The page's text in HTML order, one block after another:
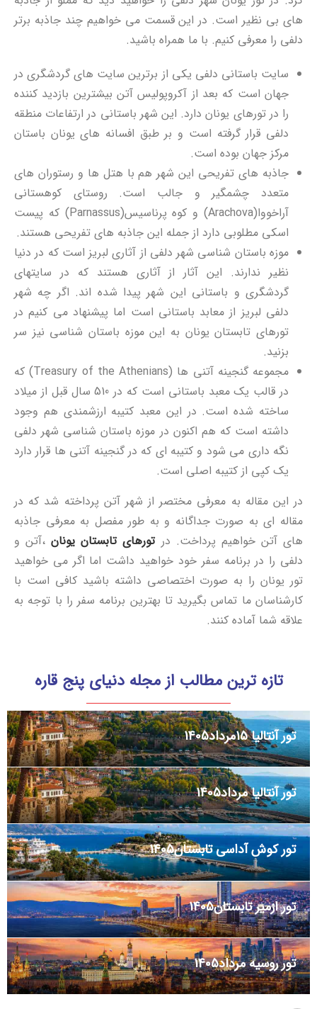
های بی نظیر است. در این قسمت می خواهیم چند جاذبه برتر
دلفی را معرفی کنیم. با ما همراه باشید.
سایت باستانی دلفی یکی از برترین سایت های گردشگری در
جهان است که بعد از آکروپولیس آتن بیشترین بازدید کننده
را در تورهای یونان دارد. این شهر باستانی در ارتفاعات منطقه
دلفی قرار گرفته است و بر طبق افسانه های یونان باستان
مرکز جهان بوده است.
جاذبه های تفریحی این شهر هم با هتل ها و رستوران های
متعدد چشمگیر و جالب است. روستای کوهستانی
آراخووا(Arachova) و کوه پرناسیس(Parnassus) که پیست
اسکی مطلوبی دارد از جمله این جاذبه های تفریحی هستند.
موزه باستان شناسی شهر دلفی از آثاری لبریز است که در دنیا
نظیر ندارند. این آثار از آثاری هستند که در سایتهای
گردشگری و باستانی این شهر پیدا شده اند. اگر چه شهر
دلفی لبریز از معابد باستانی است اما پیشنهاد می کنیم در
تورهای تابستان یونان به این موزه باستان شناسی نیز سر
بزنید.
مجموعه گنجینه آتنی ها (Treasury of the Athenians) که
در قالب یک معبد باستانی است که در 510 سال قبل از میلاد
ساخته شده است. در این معبد کتیبه ارزشمندی هم وجود
داشته است که هم اکنون در موزه باستان شناسی شهر دلفی
نگه داری می شود و کتیبه ای که در گنجینه آتنی ها قرار دارد
یک کپی از کتیبه اصلی است.
در این مقاله به معرفی مختصر از شهر آتن پرداخته شد که در
مقاله ای به صورت جداگانه و به طور مفصل به معرفی جاذبه
های آتن خواهیم پرداخت. درتورهای تابستان یونان،آتن و
دلفی را در برنامه سفر خود خواهید داشت اما اگر می خواهید
تور یونان را به صورت اختصاصی داشته باشید کافی است با
کارشناسان ما تماس بگیرید تا بهترین برنامه سفر را با توجه به
علاقه شما آماده کنند.
تازه ترین مطالب از مجله دنیای پنج قاره
تور آنتالیا 15مرداد1405
تور آنتالیا مرداد1405
تور کوش آداسی تابستان1405
تور ازمیر تابستان1405
تور روسیه مرداد1405